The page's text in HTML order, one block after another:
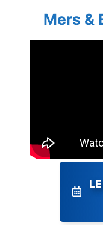
Mers &